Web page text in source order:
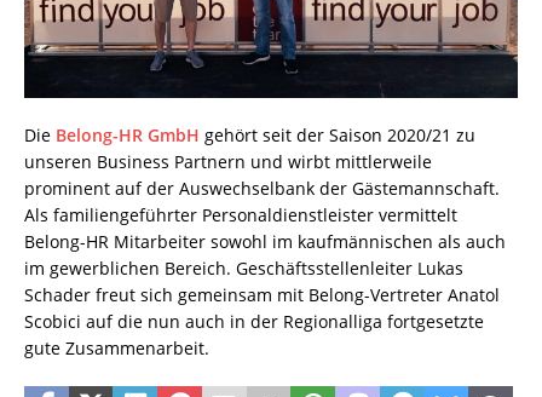
Die Belong-HR GmbH gehört seit der Saison 2020/21 zu
unseren Business Partnern und wirbt mittlerweile
prominent auf der Auswechselbank der Gästemannschaft.
Als familiengeführter Personaldienstleister vermittelt
Belong-HR Mitarbeiter sowohl im kaufmännischen als auch
im gewerblichen Bereich. Geschäftsstellenleiter Lukas
Schader freut sich gemeinsam mit Belong-Vertreter Anatol
Scobici auf die nun auch in der Regionalliga fortgesetzte
gute Zusammenarbeit.